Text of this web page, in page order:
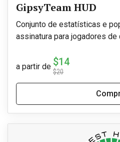
GipsyTeam HUD
Conjunto de estatísticas e
assinatura para jogadores de
a partir de $14
$20